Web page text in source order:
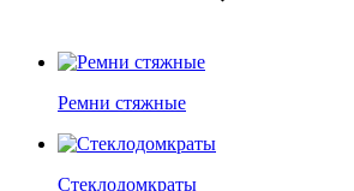
Ремни стяжные
Стеклодомкраты